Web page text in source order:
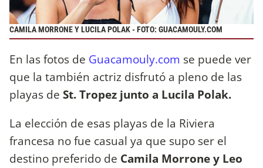
CAMILA MORRONE Y LUCILA POLAK - FOTO: GUACAMOULY.COM
En las fotos de Guacamouly.com se puede ver
que la también actriz disfrutó a pleno de las
playas de St. Tropez junto a Lucila Polak.
La elección de esas playas de la Riviera
francesa no fue casual ya que supo ser el
destino preferido de Camila Morroney Leo